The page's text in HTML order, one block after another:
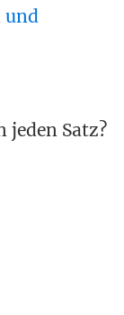
und
jeden Satz?